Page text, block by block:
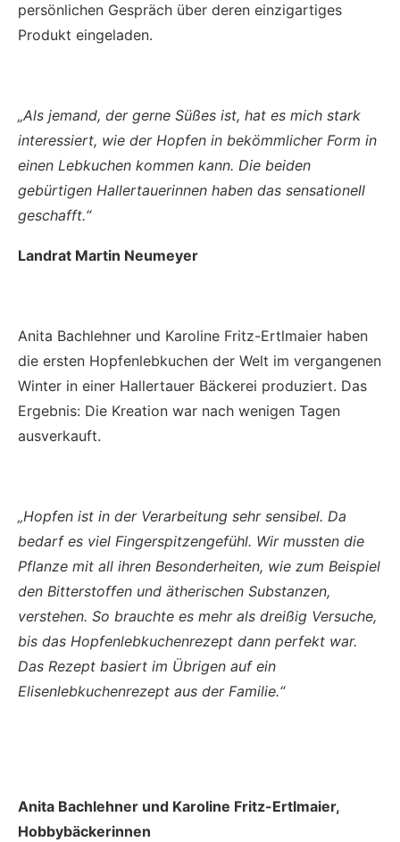
persönlichen Gespräch über deren einzigartiges
Produkt eingeladen.
„Als jemand, der gerne Süßes ist, hat es mich stark
interessiert, wie der Hopfen in bekömmlicher Form in
einen Lebkuchen kommen kann. Die beiden
gebürtigen Hallertauerinnen haben das sensationell
geschafft.“
Landrat Martin Neumeyer
Anita Bachlehner und Karoline Fritz-Ertlmaier haben
die ersten Hopfenlebkuchen der Welt im vergangenen
Winter in einer Hallertauer Bäckerei produziert. Das
Ergebnis: Die Kreation war nach wenigen Tagen
ausverkauft.
„Hopfen ist in der Verarbeitung sehr sensibel. Da
bedarf es viel Fingerspitzengefühl. Wir mussten die
Pflanze mit all ihren Besonderheiten, wie zum Beispiel
den Bitterstoffen und ätherischen Substanzen,
verstehen. So brauchte es mehr als dreißig Versuche,
bis das Hopfenlebkuchenrezept dann perfekt war.
Das Rezept basiert im Übrigen auf ein
Elisenlebkuchenrezept aus der Familie.“
Anita Bachlehner und Karoline Fritz-Ertlmaier,
Hobbybäckerinnen